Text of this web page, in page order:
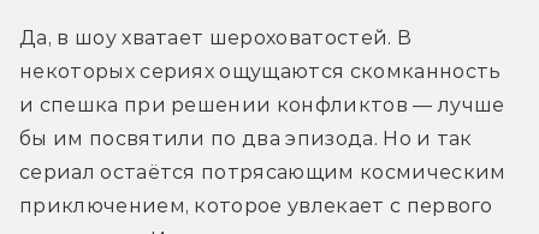
Да, в шоу хватает шероховатостей. В
некоторых сериях ощущаются скомканность
и спешка при решении конфликтов — лучше
бы им посвятили по два эпизода. Но и так
сериал остаётся потрясающим космическим
приключением, которое увлекает с первого